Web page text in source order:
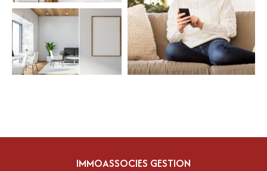
IMMOASSOCIES GESTION